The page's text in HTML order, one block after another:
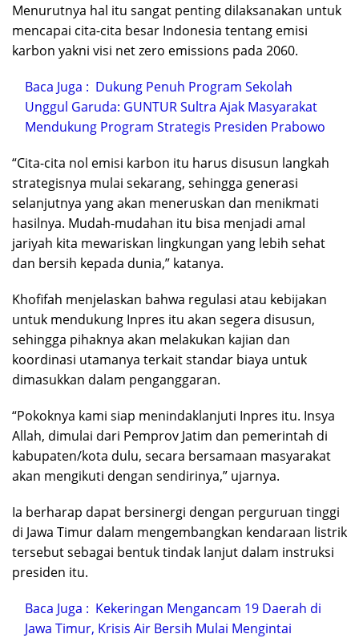
Menurutnya hal itu sangat penting dilaksanakan untuk
mencapai cita-cita besar Indonesia tentang emisi
karbon yakni visi net zero emissions pada 2060.
Baca Juga : Dukung Penuh Program Sekolah
Unggul Garuda: GUNTUR Sultra Ajak Masyarakat
Mendukung Program Strategis Presiden Prabowo
“Cita-cita nol emisi karbon itu harus disusun langkah
strategisnya mulai sekarang, sehingga generasi
selanjutnya yang akan meneruskan dan menikmati
hasilnya. Mudah-mudahan itu bisa menjadi amal
jariyah kita mewariskan lingkungan yang lebih sehat
dan bersih kepada dunia,” katanya.
Khofifah menjelaskan bahwa regulasi atau kebijakan
untuk mendukung Inpres itu akan segera disusun,
sehingga pihaknya akan melakukan kajian dan
koordinasi utamanya terkait standar biaya untuk
dimasukkan dalam penganggaran.
“Pokoknya kami siap menindaklanjuti Inpres itu. Insya
Allah, dimulai dari Pemprov Jatim dan pemerintah di
kabupaten/kota dulu, secara bersamaan masyarakat
akan mengikuti dengan sendirinya,” ujarnya.
Ia berharap dapat bersinergi dengan perguruan tinggi
di Jawa Timur dalam mengembangkan kendaraan listrik
tersebut sebagai bentuk tindak lanjut dalam instruksi
presiden itu.
Baca Juga : Kekeringan Mengancam 19 Daerah di
Jawa Timur, Krisis Air Bersih Mulai Mengintai